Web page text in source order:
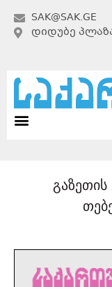
SAK@SAK.GE
ᲓᲘᲓᲣᲑᲔ